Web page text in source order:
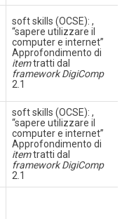
soft skills (OCSE): ,
“sapere utilizzare il
computer e internet”
Approfondimento di
itemtratti dal
framework DigiComp
2.1
soft skills (OCSE): ,
“sapere utilizzare il
computer e internet”
Approfondimento di
itemtratti dal
framework DigiComp
2.1